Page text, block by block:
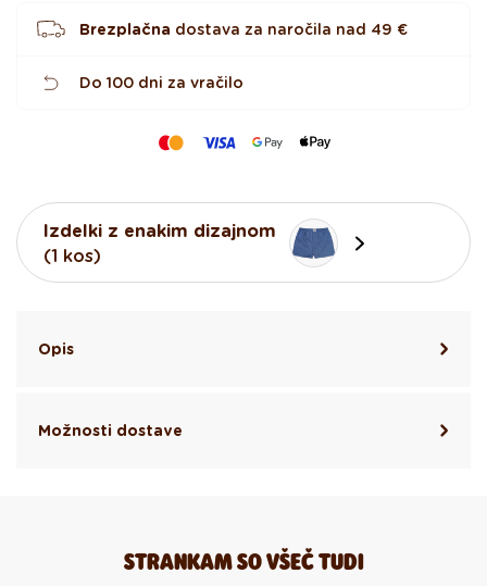
Brezplačna dostava za naročila nad 49 €
Do 100 dni za vračilo
Izdelki z enakim dizajnom
(1 kos)
Opis
Možnosti dostave
STRANKAM SO VŠEČ TUDI